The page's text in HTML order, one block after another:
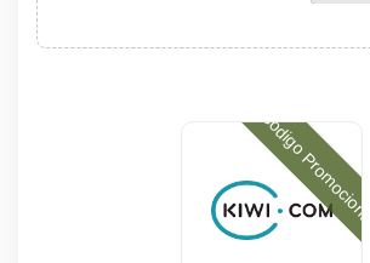
Código Promocional